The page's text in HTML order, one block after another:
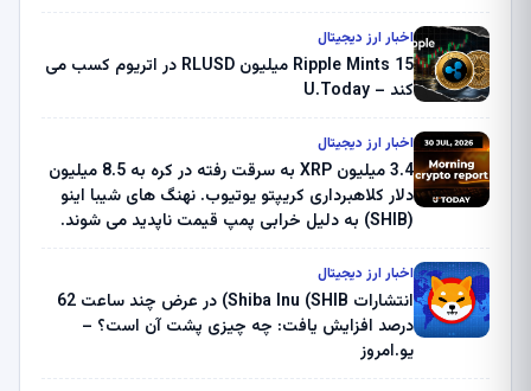
اخبار ارز دیجیتال
Ripple Mints 15 میلیون RLUSD در اتریوم کسب می
کند – U.Today
اخبار ارز دیجیتال
3.4 میلیون XRP به سرقت رفته در کره به 8.5 میلیون
دلار کلاهبرداری کریپتو یوتیوب. نهنگ های شیبا اینو
(SHIB) به دلیل خرابی پمپ قیمت ناپدید می شوند.
ثبت کرد – گزارش کریپتو صبح – U.Today
اخبار ارز دیجیتال
انتشارات Shiba Inu (SHIB) در عرض چند ساعت 62
درصد افزایش یافت: چه چیزی پشت آن است؟ –
یو.امروز